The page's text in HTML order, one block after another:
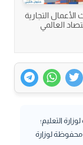
الأعمال التجارية
العالمي
التعليم؛
محفوظة لوزارة